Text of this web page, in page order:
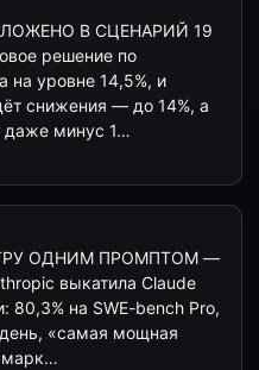
В СЦЕНАРИЙ 19
решение по
на уровне 14,5%, и
снижения — до 14%, а
даже минус 1…
ОДНИМ ПРОМПТОМ —
выкатила Claude
на SWE-bench Pro,
«самая мощная